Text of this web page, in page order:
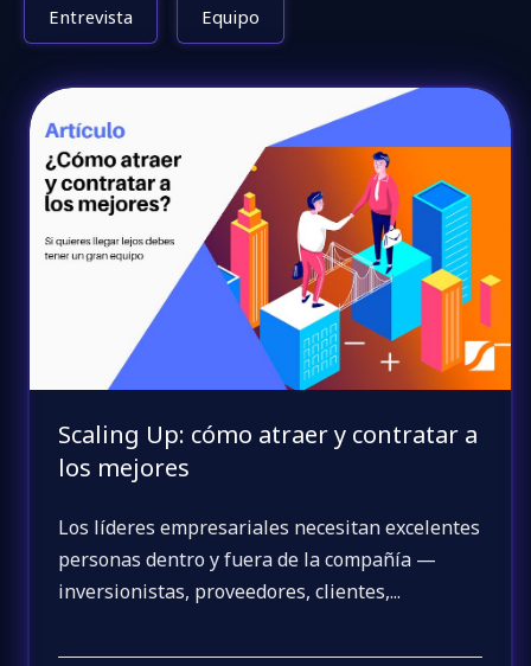
Entrevista Equipo
Scaling Up: cómo atraer y contratar a
los mejores
Los líderes empresariales necesitan excelentes
personas dentro y fuera de la compañía —
inversionistas, proveedores, clientes,...